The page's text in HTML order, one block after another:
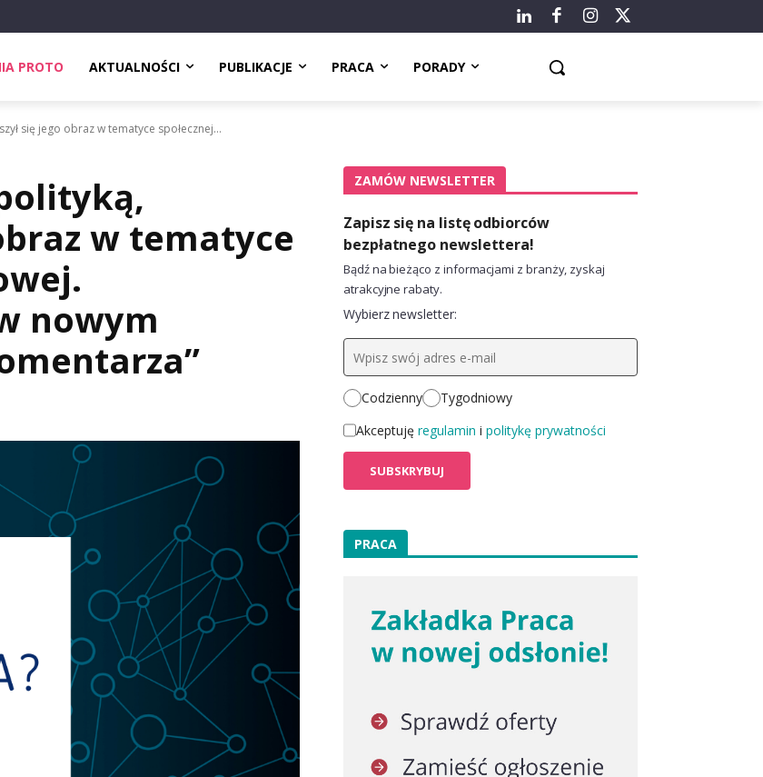
PROTO AKTUALNOŚCI PUBLIKACJE PRACA PORADY
się jego obraz w tematyce społecznej...
w tematyce
nowym
ZAMÓW NEWSLETTER
Zapisz się na listę odbiorców
bezpłatnego newslettera!
Bądź na bieżąco z informacjami z branży, zyskaj
atrakcyjne rabaty.
Wybierz newsletter:
Codzienny
Tygodniowy
Akceptuję regulamin i politykę prywatności
PRACA